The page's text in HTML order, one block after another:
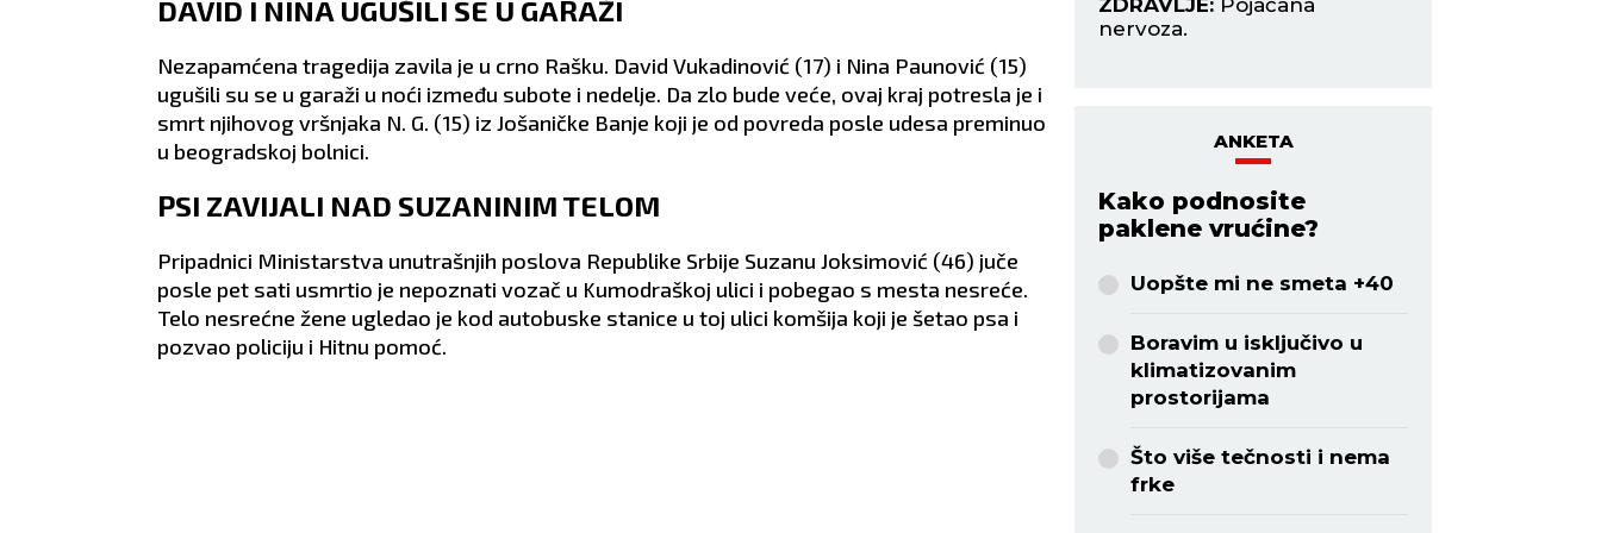
DAVID I NINA UGUŠILI SE U GARAŽI
Nezapamćena tragedija zavila je u crno Rašku. David Vukadinović (17) i Nina Paunović (15)
ugušili su se u garaži u noći između subote i nedelje. Da zlo bude veće, ovaj kraj potresla je i
smrt njihovog vršnjaka N. G. (15) iz Jošaničke Banje koji je od povreda posle udesa preminuo
u beogradskoj bolnici.
PSI ZAVIJALI NAD SUZANINIM TELOM
Pripadnici Ministarstva unutrašnjih poslova Republike Srbije Suzanu Joksimović (46) juče
posle pet sati usmrtio je nepoznati vozač u Kumodraškoj ulici i pobegao s mesta nesreće.
Telo nesrećne žene ugledao je kod autobuske stanice u toj ulici komšija koji je šetao psa i
pozvao policiju i Hitnu pomoć.
ZDRAVLJE: Loša cirkulacija.
zameriti.
ANKETA
Kako podnosite
paklene vrućine?
Uopšte mi ne smeta +40
Boravim u isključivo u
klimatizovanim
prostorijama
Što više tečnosti i nema
frke